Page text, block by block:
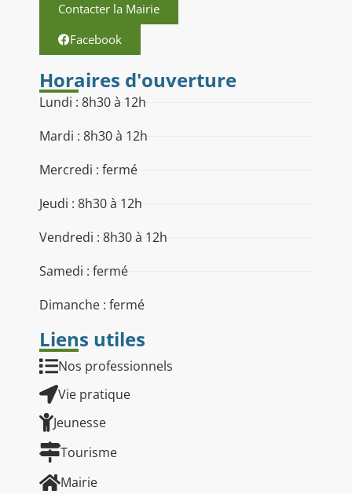
Contacter la Mairie
Facebook
Horaires d'ouverture
Lundi : 8h30 à 12h
Mardi : 8h30 à 12h
Mercredi : fermé
Jeudi : 8h30 à 12h
Vendredi : 8h30 à 12h
Samedi : fermé
Dimanche : fermé
Liens utiles
Nos professionnels
Vie pratique
Jeunesse
Tourisme
Mairie